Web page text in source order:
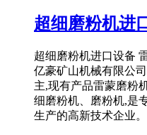
超细磨粉机进
超细磨粉机进口设备
亿豪矿山机械有限公
主,现有产品雷蒙磨粉
细磨粉机、磨粉机,是
生产的高新技术企业